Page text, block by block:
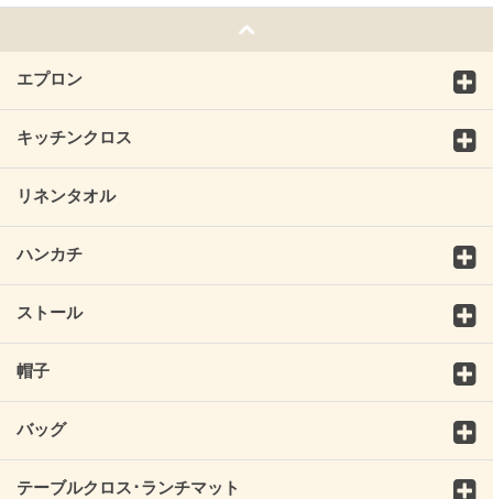
エプロン
キッチンクロス
リネンタオル
ハンカチ
ストール
帽子
バッグ
テーブルクロス･ランチマット